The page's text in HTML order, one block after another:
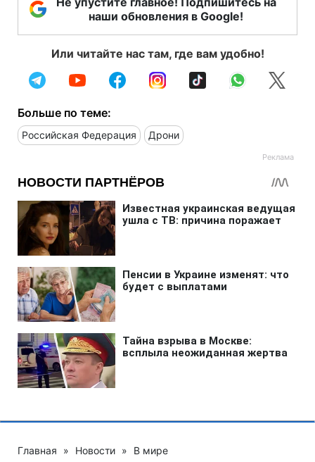
наши обновления в Google!
Или читайте нас там, где вам удобно!
Больше по теме:
Российская Федерация Дрони
Главная » Новости » В мире